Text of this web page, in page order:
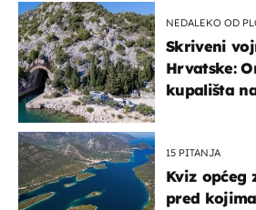
NEDALEKO OD
Skriveni
Hrvatske:
kupališta
15 PITANJA
Kviz općeg
pred